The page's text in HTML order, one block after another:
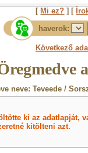
[ Mi ez? ] [
haverok:
Következő
neve: Teveede /
ki az adatlapját,
kitölteni azt.